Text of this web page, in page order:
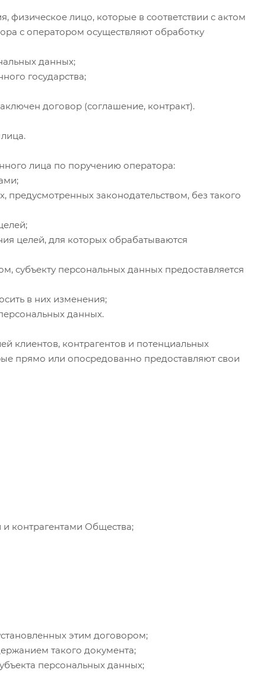
лицо, которые в соответствии с актом
с оператором осуществляют обработку
данных;
государства;
договор (соглашение, контракт).
лица по поручению оператора:
предусмотренных законодательством, без такого
целей, для которых обрабатываются
субъекту персональных данных предоставляется
в них изменения;
данных.
клиентов, контрагентов и потенциальных
прямо или опосредованно предоставляют свои
контрагентами Общества;
этим договором;
такого документа;
персональных данных;